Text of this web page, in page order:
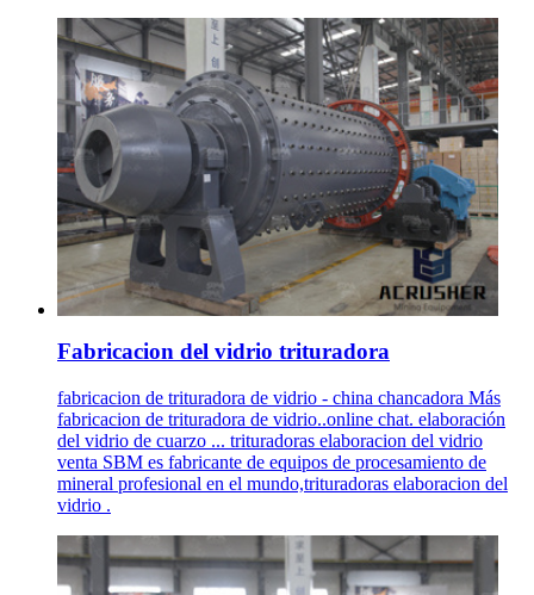
Fabricacion del vidrio trituradora
fabricacion de trituradora de vidrio - china chancadora Más
fabricacion de trituradora de vidrio..online chat. elaboración
del vidrio de cuarzo ... trituradoras elaboracion del vidrio
venta SBM es fabricante de equipos de procesamiento de
mineral profesional en el mundo,trituradoras elaboracion del
vidrio .